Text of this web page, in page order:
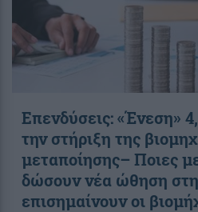
Επενδύσεις: «Ένεση»
την στήριξη της
μεταποίησης– Ποιες
δώσουν νέα ώθηση
επισημαίνουν οι